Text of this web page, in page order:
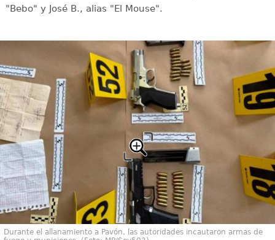
"Bebo" y José B., alias "El Mouse".
Durante el allanamiento a Pavón, las autoridades incautaron armas de